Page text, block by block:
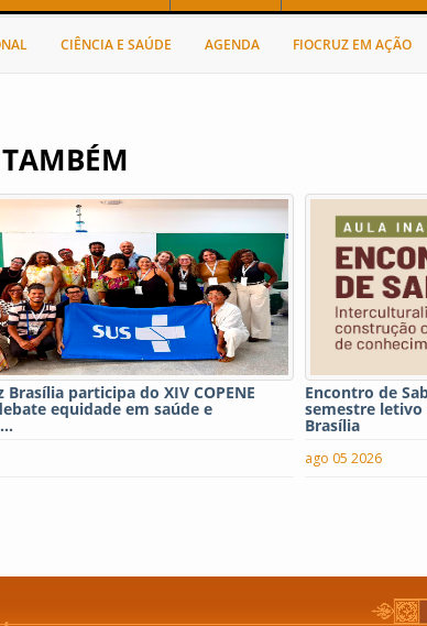
CIÊNCIA E SAÚDE AGENDA FIOCRUZ EM AÇÃO
Brasília participa do XIV COPENE
equidade em saúde e
Encontro de
semestre letivo
Brasília
ago 05 2026